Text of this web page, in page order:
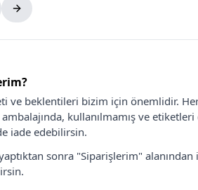
ve beklentileri bizim için önemlidir.
kullanılmamış ve etiketleri
iade edebilirsin.
sonra "Siparişlerim"